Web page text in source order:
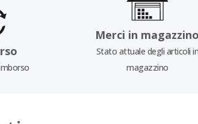
Merci in magazzino
Stato attuale degli articoli in
magazzino